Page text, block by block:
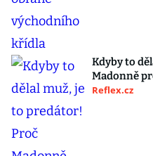
Kdyby to
Madonně
Reflex.cz